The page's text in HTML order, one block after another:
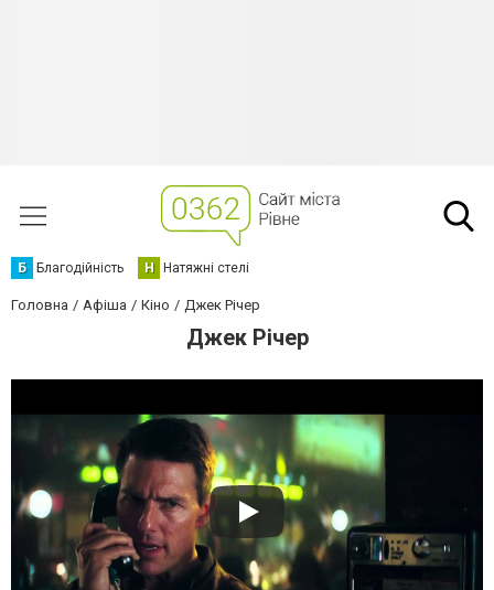
Б Благодійність Н Натяжні стелі
Головна Афіша Кіно Джек Річер
Джек Річер